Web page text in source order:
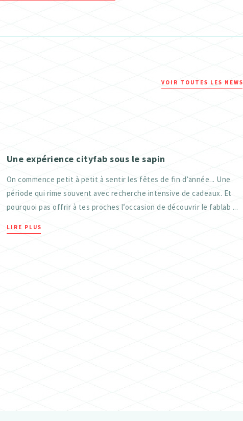
VOIR TOUTES LES NEWS
Une expérience cityfab sous le sapin
On commence petit à petit à sentir les fêtes de fin d’année... Une
période qui rime souvent avec recherche intensive de cadeaux. Et
pourquoi pas offrir à tes proches l’occasion de découvrir le fablab ...
LIRE PLUS